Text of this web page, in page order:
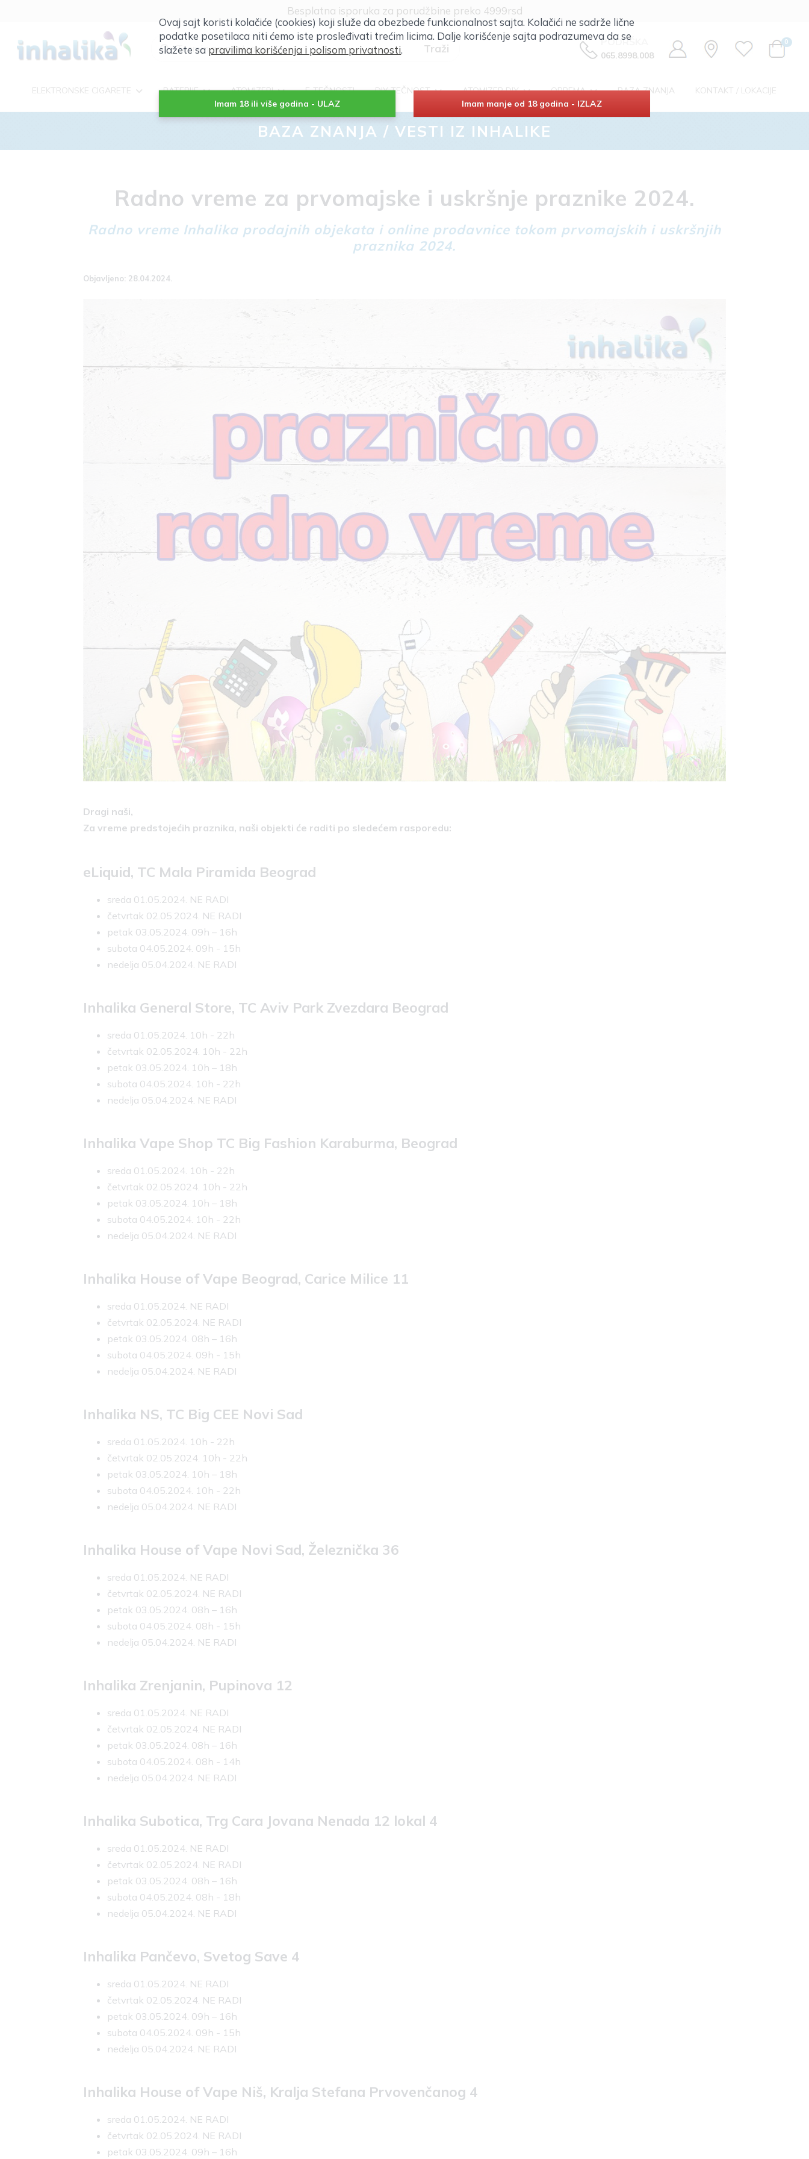
Klik za više informacija
Besplatna isporuka za porudžbine preko 4999rsd
PODRŠKA
065.8998.008
0
ELEKTRONSKE CIGARETE BATERIJE ATOMIZERI E-TEČNOSTI DIY TEČNOST ATOMIZER DIY OPREMA BAZA ZNANJA KONTAKT / LOKACIJE
BAZA ZNANJA / VESTI IZ INHALIKE
Radno vreme za prvomajske i uskršnje praznike 2024.
Radno vreme Inhalika prodajnih objekata i online prodavnice tokom prvomajskih i uskršnjih
praznika 2024.
Objavljeno: 28.04.2024.
Dragi naši,
Za vreme predstojećih praznika, naši objekti će raditi po sledećem rasporedu:
eLiquid, TC Mala Piramida Beograd
sreda 01.05.2024. NE RADI
četvrtak 02.05.2024. NE RADI
petak 03.05.2024. 09h – 16h
subota 04.05.2024. 09h - 15h
nedelja 05.04.2024. NE RADI
Inhalika General Store, TC Aviv Park Zvezdara Beograd
sreda 01.05.2024. 10h - 22h
četvrtak 02.05.2024. 10h - 22h
petak 03.05.2024. 10h – 18h
subota 04.05.2024. 10h - 22h
nedelja 05.04.2024. NE RADI
Inhalika Vape Shop TC Big Fashion Karaburma, Beograd
sreda 01.05.2024. 10h - 22h
četvrtak 02.05.2024. 10h - 22h
petak 03.05.2024. 10h – 18h
subota 04.05.2024. 10h - 22h
nedelja 05.04.2024. NE RADI
Inhalika House of Vape Beograd, Carice Milice 11
sreda 01.05.2024. NE RADI
četvrtak 02.05.2024. NE RADI
petak 03.05.2024. 08h – 16h
subota 04.05.2024. 09h - 15h
nedelja 05.04.2024. NE RADI
Inhalika NS, TC Big CEE Novi Sad
sreda 01.05.2024. 10h - 22h
četvrtak 02.05.2024. 10h - 22h
petak 03.05.2024. 10h – 18h
subota 04.05.2024. 10h - 22h
nedelja 05.04.2024. NE RADI
Inhalika House of Vape Novi Sad, Železnička 36
sreda 01.05.2024. NE RADI
četvrtak 02.05.2024. NE RADI
petak 03.05.2024. 08h – 16h
subota 04.05.2024. 08h - 15h
nedelja 05.04.2024. NE RADI
Inhalika Zrenjanin, Pupinova 12
sreda 01.05.2024. NE RADI
četvrtak 02.05.2024. NE RADI
petak 03.05.2024. 08h – 16h
subota 04.05.2024. 08h - 14h
nedelja 05.04.2024. NE RADI
Inhalika Subotica, Trg Cara Jovana Nenada 12 lokal 4
sreda 01.05.2024. NE RADI
četvrtak 02.05.2024. NE RADI
petak 03.05.2024. 08h – 16h
subota 04.05.2024. 08h - 18h
nedelja 05.04.2024. NE RADI
Inhalika Pančevo, Svetog Save 4
sreda 01.05.2024. NE RADI
četvrtak 02.05.2024. NE RADI
petak 03.05.2024. 09h – 16h
subota 04.05.2024. 09h - 15h
nedelja 05.04.2024. NE RADI
Inhalika House of Vape Niš, Kralja Stefana Prvovenčanog 4
sreda 01.05.2024. NE RADI
četvrtak 02.05.2024. NE RADI
petak 03.05.2024. 09h – 16h
Ovaj sajt koristi kolačiće (cookies) koji služe da obezbede funkcionalnost sajta. Kolačići ne sadrže lične
podatke posetilaca niti ćemo iste prosleđivati trećim licima. Dalje korišćenje sajta podrazumeva da se
slažete sa pravilima korišćenja i polisom privatnosti.
Imam 18 ili više godina - ULAZ Imam manje od 18 godina - IZLAZ